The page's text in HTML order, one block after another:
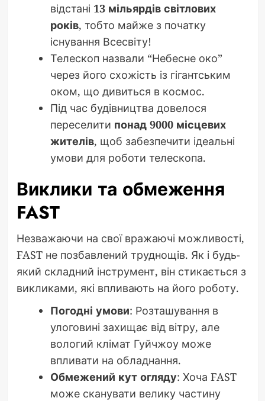
відстані 13 мільярдів світлових
років, тобто майже з початку
існування Всесвіту!
Телескоп назвали “Небесне око”
через його схожість із гігантським
оком, що дивиться в космос.
Під час будівництва довелося
переселити понад 9000 місцевих
жителів, щоб забезпечити ідеальні
умови для роботи телескопа.
Виклики та обмеження
FAST
Незважаючи на свої вражаючі можливості,
FAST не позбавлений труднощів. Як і будь-
який складний інструмент, він стикається з
викликами, які впливають на його роботу.
Погодні умови: Розташування в
улоговині захищає від вітру, але
вологий клімат Гуйчжоу може
впливати на обладнання.
Обмежений кут огляду: Хоча FAST
може сканувати велику частину